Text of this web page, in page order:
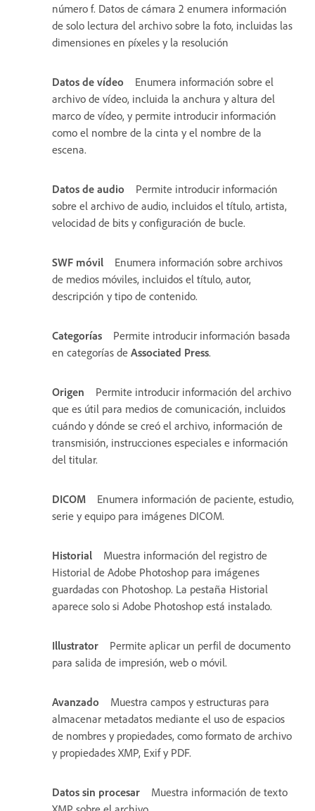
número f. Datos de cámara 2 enumera información
de solo lectura del archivo sobre la foto, incluidas las
dimensiones en píxeles y la resolución
Datos de vídeo
Enumera información sobre el
archivo de vídeo, incluida la anchura y altura del
marco de vídeo, y permite introducir información
como el nombre de la cinta y el nombre de la
escena.
Datos de audio
Permite introducir información
sobre el archivo de audio, incluidos el título, artista,
velocidad de bits y configuración de bucle.
SWF móvil
Enumera información sobre archivos
de medios móviles, incluidos el título, autor,
descripción y tipo de contenido.
Categorías
Permite introducir información basada
en categorías de Associated Press.
Origen
Permite introducir información del archivo
que es útil para medios de comunicación, incluidos
cuándo y dónde se creó el archivo, información de
transmisión, instrucciones especiales e información
del titular.
DICOM
Enumera información de paciente, estudio,
serie y equipo para imágenes DICOM.
Historial
Muestra información del registro de
Historial de Adobe Photoshop para imágenes
guardadas con Photoshop. La pestaña Historial
aparece solo si Adobe Photoshop está instalado.
Illustrator
Permite aplicar un perfil de documento
para salida de impresión, web o móvil.
Avanzado
Muestra campos y estructuras para
almacenar metadatos mediante el uso de espacios
de nombres y propiedades, como formato de archivo
y propiedades XMP, Exif y PDF.
Datos sin procesar
Muestra información de texto